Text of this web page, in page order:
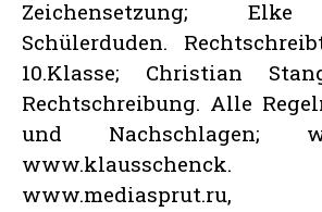
Zeichensetzung; Elke
Schülerduden.
10.Klasse; Christian
Rechtschreibung. Alle
und Nachschlagen;
www.mediasprut.ru,